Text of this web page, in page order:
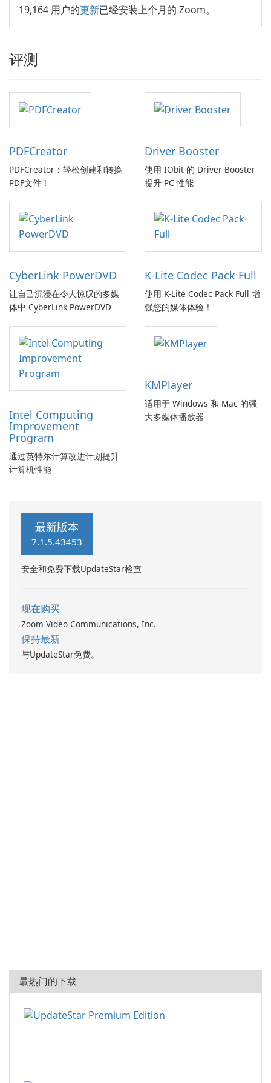
19,164 用户的更新已经安装上个月的 Zoom。
评测
PDFCreator
PDFCreator：轻松创建和转换
PDF文件！
Driver Booster
使用 IObit 的 Driver Booster
提升 PC 性能
CyberLink PowerDVD
让自己沉浸在令人惊叹的多媒
体中 CyberLink PowerDVD
K-Lite Codec Pack Full
使用 K-Lite Codec Pack Full 增
强您的媒体体验！
Intel Computing
Improvement
Program
通过英特尔计算改进计划提升
计算机性能
KMPlayer
适用于 Windows 和 Mac 的强
大多媒体播放器
最新版本
7.1.5.43453
安全和免费下载UpdateStar检查
现在购买
Zoom Video Communications, Inc.
保持最新
与UpdateStar免费。
最热门的下载